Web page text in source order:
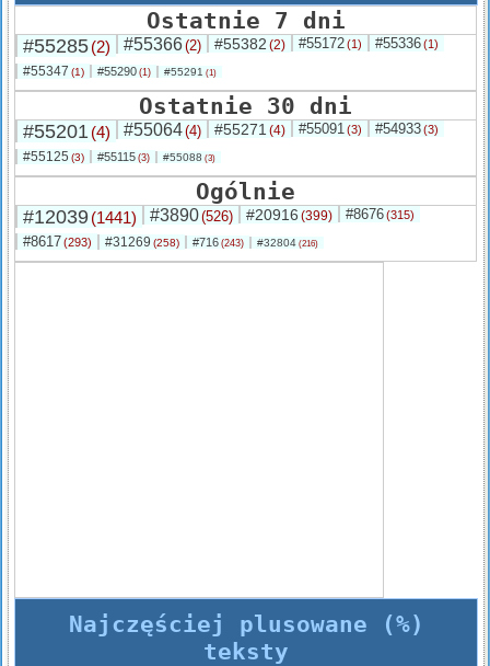
Ostatnie 7 dni
#55285(2) #55366(2) #55382 (2) #55172(1) #55336(1)
#55347 (1) #55290 (1) #55291 (1)
Ostatnie 30 dni
#55201(4) #55064(4) #55271 (4) #55091(3) #54933(3)
#55125 (3) #55115 (3) #55088 (3)
Ogólnie
#12039(1441) #3890(526) #20916 (399) #8676(315)
#8617(293) #31269 (258) #716 (243) #32804 (216)
Najczęściej plusowane (%)
teksty